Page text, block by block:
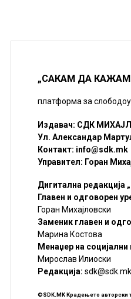
„САКАМ ДА
платформа за
Издавач: СДК
Ул. Александар
Контакт: info@sdk.mk
Управител: Горан
Дигитална редакција
Главен и одговорен
Горан Михајловски
Заменик главен и
Марина Костова
Менаџер на
Мирослав Илиоски
Редакцијa: sdk@sdk.mk
©SDK.MK Крадењето авторски